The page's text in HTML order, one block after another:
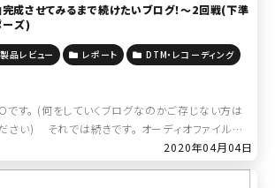
成させてみるまで続けたいブログ！～2回戦(下準
ーズ)
製品レビュー レポート DTM・レコーディング
です。 (何をしていくブログなのかご存じない方は
さい) それでは続きです。 オーディオファイルの
大勘違いをしたわけですが、めげずにDP10なら […]
2020年04月04日